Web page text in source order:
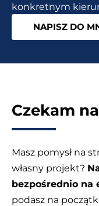
konkretnym
NAPISZ DO
Czekam
Masz pomysł na
własny projekt?
bezpośrednio na
podasz na